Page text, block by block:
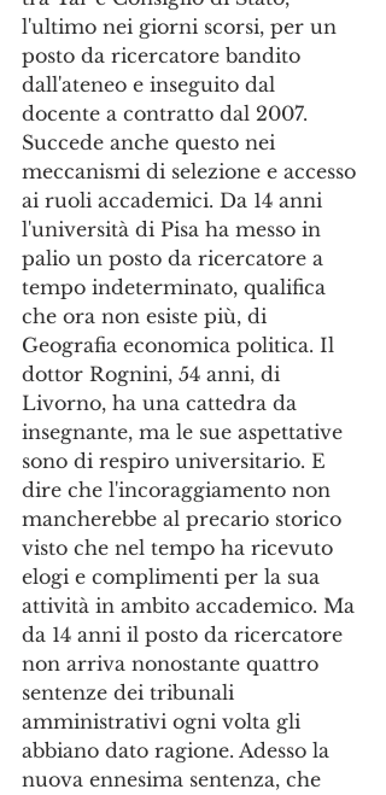
l'ultimo nei giorni scorsi, per un
posto da ricercatore bandito
dall'ateneo e inseguito dal
docente a contratto dal 2007.
Succede anche questo nei
meccanismi di selezione e accesso
ai ruoli accademici. Da 14 anni
l'università di Pisa ha messo in
palio un posto da ricercatore a
tempo indeterminato, qualifica
che ora non esiste più, di
Geografia economica politica. Il
dottor Rognini, 54 anni, di
Livorno, ha una cattedra da
insegnante, ma le sue aspettative
sono di respiro universitario. E
dire che l'incoraggiamento non
mancherebbe al precario storico
visto che nel tempo ha ricevuto
elogi e complimenti per la sua
attività in ambito accademico. Ma
da 14 anni il posto da ricercatore
non arriva nonostante quattro
sentenze dei tribunali
amministrativi ogni volta gli
abbiano dato ragione. Adesso la
nuova ennesima sentenza, che